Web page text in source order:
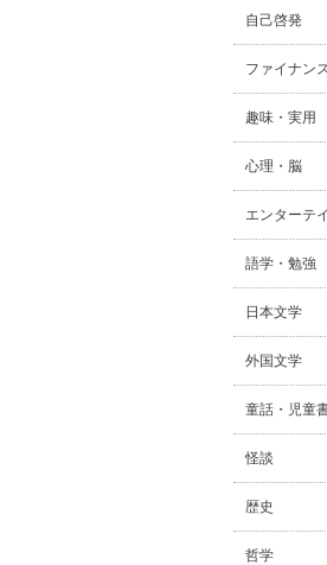
自己啓発
ファイナン
趣味・実用
心理・脳
エンターテ
語学・勉強
日本文学
外国文学
童話・児童
怪談
歴史
哲学